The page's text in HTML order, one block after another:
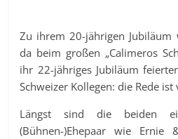
Zu ihrem 20-jährigen Jubiläum
da beim großen „Calimeros
ihr 22-jähriges Jubiläum
Schweizer Kollegen: die Rede ist
Längst sind die beiden
(Bühnen-)Ehepaar wie